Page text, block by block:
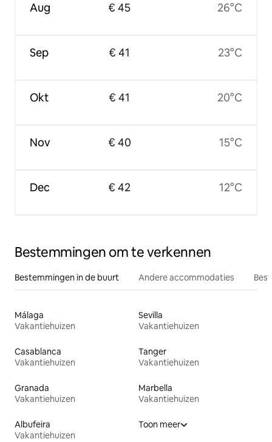
Aug
Sep
Okt
Nov
Dec
€ 45
€ 41
€ 41
€ 40
€ 42
26°C
23°C
20°C
15°C
12°C
Bestemmingen om te verkennen
Bestemmingen in de buurt Andere accommodaties
Málaga
Vakantiehuizen
Sevilla
Vakantiehuizen
Casablanca
Vakantiehuizen
Tanger
Vakantiehuizen
Granada
Vakantiehuizen
Marbella
Vakantiehuizen
Albufeira
Vakantiehuizen
Toon meer